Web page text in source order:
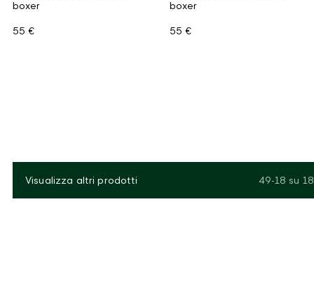
boxer
55 €
boxer
55 €
Visualizza altri prodotti 49-18 su 18